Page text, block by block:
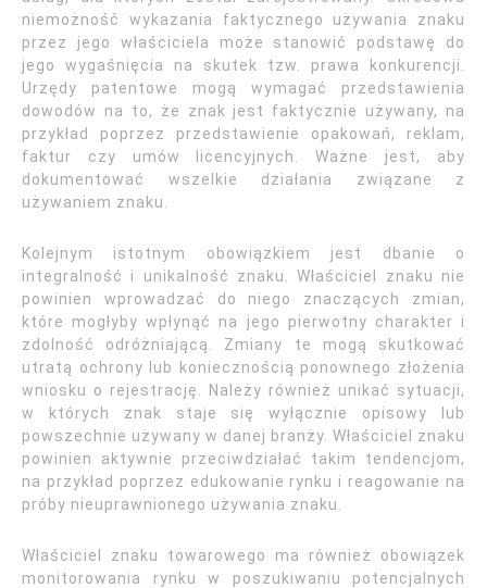
niemożność wykazania faktycznego używania znaku
przez jego właściciela może stanowić podstawę do
jego wygaśnięcia na skutek tzw. prawa konkurencji.
Urzędy patentowe mogą wymagać przedstawienia
dowodów na to, że znak jest faktycznie używany, na
przykład poprzez przedstawienie opakowań, reklam,
faktur czy umów licencyjnych. Ważne jest, aby
dokumentować wszelkie działania związane z
używaniem znaku.
Kolejnym istotnym obowiązkiem jest dbanie o
integralność i unikalność znaku. Właściciel znaku nie
powinien wprowadzać do niego znaczących zmian,
które mogłyby wpłynąć na jego pierwotny charakter i
zdolność odróżniającą. Zmiany te mogą skutkować
utratą ochrony lub koniecznością ponownego złożenia
wniosku o rejestrację. Należy również unikać sytuacji,
w których znak staje się wyłącznie opisowy lub
powszechnie używany w danej branży. Właściciel znaku
powinien aktywnie przeciwdziałać takim tendencjom,
na przykład poprzez edukowanie rynku i reagowanie na
próby nieuprawnionego używania znaku.
Właściciel znaku towarowego ma również obowiązek
monitorowania rynku w poszukiwaniu potencjalnych